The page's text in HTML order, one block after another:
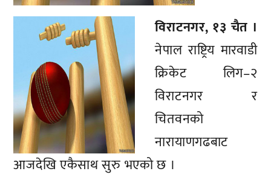
विराटनगर, १३ चैत ।
नेपाल राष्ट्रिय मारवाडी
क्रिकेट लिग–२
विराटनगर र
चितवनको
नारायाणगढबाट
आजदेखि एकैसाथ सुरु भएको छ ।